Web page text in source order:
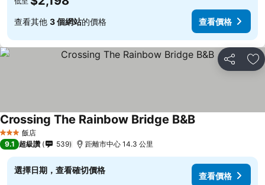
查看其他 3 個網站的價格 查看價格
分享 加
3 星級 飯店
Crossing The Rainbow Bridge B&B
9.1 超級讚 539 距離市中心 14.3 公里
選擇日期，查看確切價格
查看價格